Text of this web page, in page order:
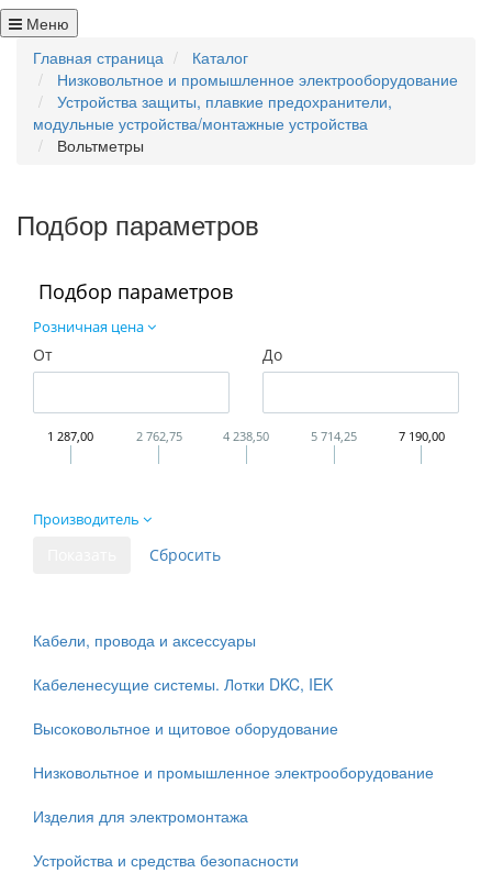
Меню
Главная страница
Каталог
Низковольтное и промышленное электрооборудование
Устройства защиты, плавкие предохранители,
модульные устройства/монтажные устройства
Вольтметры
Подбор параметров
Подбор параметров
Розничная цена
От До
1 287,00 2 762,75 4 238,50 5 714,25 7 190,00
Производитель
Кабели, провода и аксессуары
Кабеленесущие системы. Лотки DKC, IEK
Высоковольтное и щитовое оборудование
Низковольтное и промышленное электрооборудование
Изделия для электромонтажа
Устройства и средства безопасности